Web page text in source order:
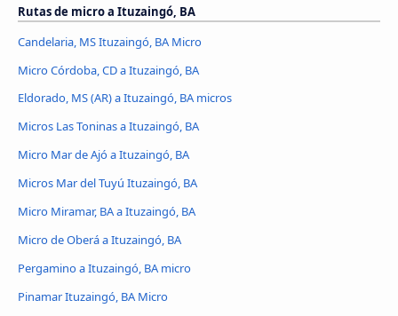
Rutas de micro a Ituzaingó, BA
Candelaria, MS Ituzaingó, BA Micro
Micro Córdoba, CD a Ituzaingó, BA
Eldorado, MS (AR) a Ituzaingó, BA micros
Micros Las Toninas a Ituzaingó, BA
Micro Mar de Ajó a Ituzaingó, BA
Micros Mar del Tuyú Ituzaingó, BA
Micro Miramar, BA a Ituzaingó, BA
Micro de Oberá a Ituzaingó, BA
Pergamino a Ituzaingó, BA micro
Pinamar Ituzaingó, BA Micro